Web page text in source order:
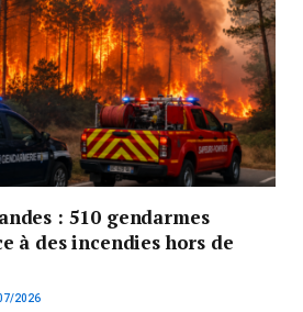
: 510 gendarmes
à des incendies hors de
2026